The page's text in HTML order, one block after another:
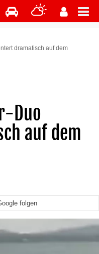
dramatisch auf dem
Duo
auf dem
folgen